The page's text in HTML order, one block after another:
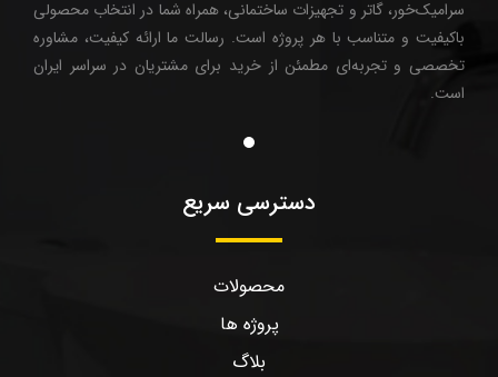
سرامیک‌خور، گاتر و تجهیزات ساختمانی، همراه شما در انتخاب محصولی
باکیفیت و متناسب با هر پروژه است. رسالت ما ارائه کیفیت، مشاوره
تخصصی و تجربه‌ای مطمئن از خرید برای مشتریان در سراسر ایران
است.
دسترسی سریع
محصولات
پروژه ها
بلاگ